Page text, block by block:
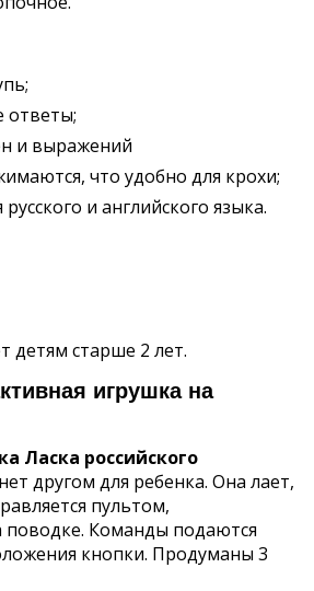
ответы;
и выражений
что удобно для крохи;
и английского языка.
детям старше 2 лет.
игрушка на
Ласка российского
другом для ребенка. Она лает,
пультом,
Команды подаются
кнопки. Продуманы 3